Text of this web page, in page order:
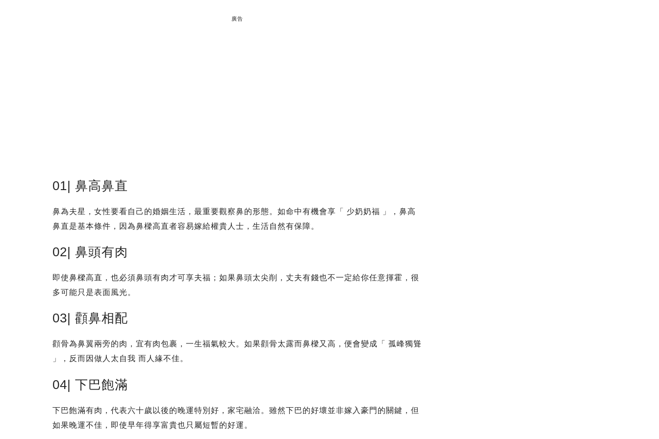
廣告
01| 鼻高鼻直
鼻為夫星，女性要看自己的婚姻生活，最重要觀察鼻的形態。如命中有機會享「 少奶奶福 」，鼻高
鼻直是基本條件，因為鼻樑高直者容易嫁給權貴人士，生活自然有保障。
02| 鼻頭有肉
即使鼻樑高直，也必須鼻頭有肉才可享夫福；如果鼻頭太尖削，丈夫有錢也不一定給你任意揮霍，很
多可能只是表面風光。
03| 顴鼻相配
顴骨為鼻翼兩旁的肉，宜有肉包裹，一生福氣較大。如果顴骨太露而鼻樑又高，便會變成「 孤峰獨聳
」，反而因做人太自我 而人緣不佳。
04| 下巴飽滿
下巴飽滿有肉，代表六十歲以後的晚運特別好，家宅融洽。雖然下巴的好壞並非嫁入豪門的關鍵，但
如果晚運不佳，即使早年得享富貴也只屬短暫的好運。